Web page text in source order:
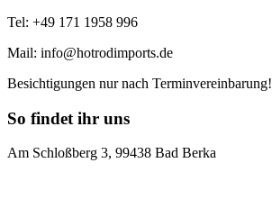
Tel: +49 171 1958 996
Mail: info@hotrodimports.de
Besichtigungen nur nach Terminvereinbarung!
So findet ihr uns
Am Schloßberg 3, 99438 Bad Berka